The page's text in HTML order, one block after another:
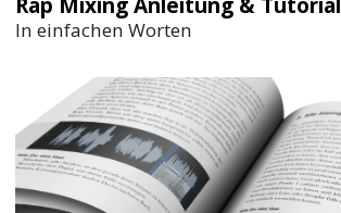
Rap Mixing Anleitung & Tutorial
In einfachen Worten